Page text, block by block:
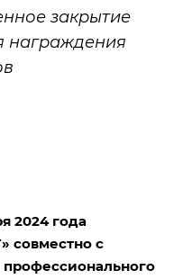
закрытие
награждения
2024 года
с